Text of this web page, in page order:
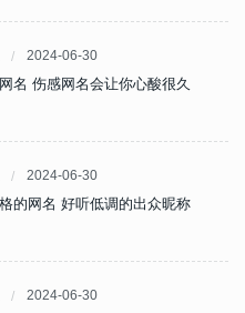
2024-06-30
名 伤感网名会让你心酸很久
2024-06-30
的网名 好听低调的出众昵称
2024-06-30